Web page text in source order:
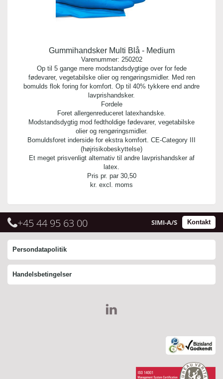
Gummihandsker Multi Blå - Medium
Varenummer: 250202
Op til 5 gange mere modstandsdygtige over for fede
fødevarer, vegetabilske olier og rengøringsmidler. Med ren
bomulds flok foring for komfort. Op til 40% tykkere end andre
lavprishandsker.
Fordele
Foret allergenreduceret latexhandske.
Modstandsdygtig mod fedtholdige fødevarer, vegetabilske
olier og rengøringsmidler.
Bomuldsforet inderside for ekstra komfort. CE-Category III
(højrisikobeskyttelse)
Et meget prisvenligt alternativ til andre lavprishandsker af
latex.
Pris pr. par 30,50
kr. excl. moms
+45 44 95 63 00 Kontakt
SIMI-A/S
Persondatapolitik
Handelsbetingelser